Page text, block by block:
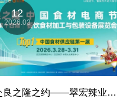
12
2026.03
赴良之隆之约——翠宏辣业邀您共探餐饮食材新机遇